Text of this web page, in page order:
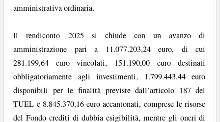
amministrativa ordinaria.
Il rendiconto 2025 si chiude con un avanzo di
amministrazione pari a 11.077.203,24 euro, di cui
281.199,64 euro vincolati, 151.190,00 euro destinati
obbligatoriamente agli investimenti, 1.799.443,44 euro
disponibili per le finalità previste dall’articolo 187 del
TUEL e 8.845.370,16 euro accantonati, comprese le risorse
del Fondo crediti di dubbia esigibilità, mentre gli oneri di